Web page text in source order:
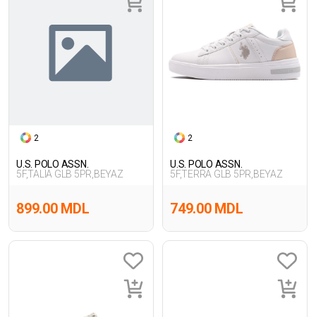
2
U.S. POLO ASSN.
5F,TALIA GLB 5PR,BEYAZ
899.00 MDL
2
U.S. POLO ASSN.
5F,TERRA GLB 5PR,BEYAZ
749.00 MDL